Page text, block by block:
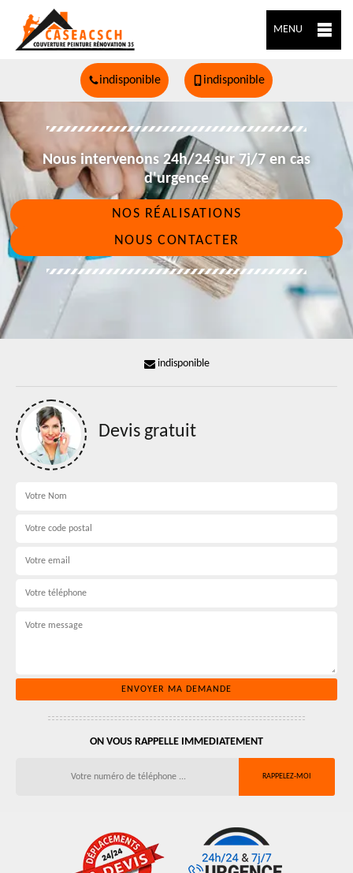
MENU
indisponible indisponible
Nous intervenons 24h/24 sur 7j/7 en cas
d'urgence
NOS RÉALISATIONS
NOUS CONTACTER
indisponible
Devis gratuit
ON VOUS RAPPELLE IMMEDIATEMENT